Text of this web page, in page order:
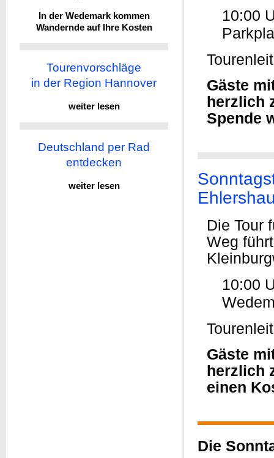
In der Wedemark kommen
Wandernde auf Ihre Kosten
Tourenvorschläge
in der Region Hannover
weiter lesen
Deutschland per Rad
entdecken
weiter lesen
10:00
Gäste
herzlich
Spende
Die Tour
Weg
10:00
Gäste
herzlich
einen
Die